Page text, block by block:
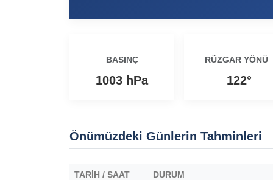
Ezine’de
Ezine MEM
BASINÇ
1003 hPa
RÜZGAR YÖNÜ
122°
Önümüzdeki Günlerin Tahminleri
TARIH / SAAT DURUM